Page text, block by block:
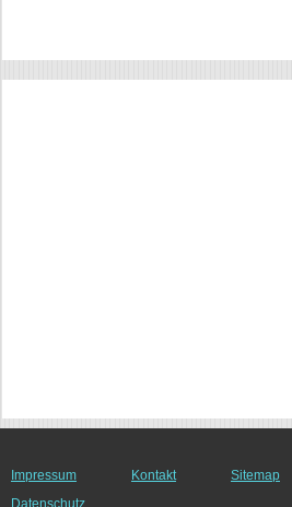
Impressum Kontakt Sitemap
Datenschutz